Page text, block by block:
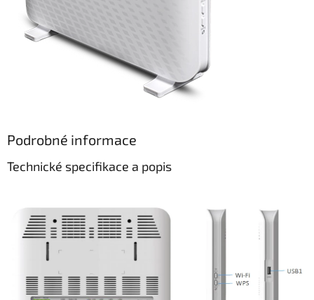
Podrobné informace
Technické specifikace a popis